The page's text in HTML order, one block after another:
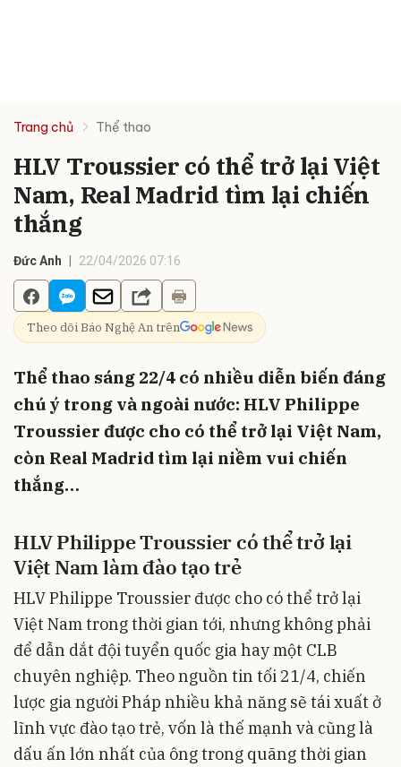
Trang chủ Thể thao
HLV Troussier có thể trở lại Việt
Nam, Real Madrid tìm lại chiến
thắng
Đức Anh 22/04/2026 07:16
Theo dõi Báo Nghệ An trên
Thể thao sáng 22/4 có nhiều diễn biến đáng
chú ý trong và ngoài nước: HLV Philippe
Troussier được cho có thể trở lại Việt Nam,
còn Real Madrid tìm lại niềm vui chiến
thắng…
HLV Philippe Troussier có thể trở lại
Việt Nam làm đào tạo trẻ
HLV Philippe Troussier được cho có thể trở lại
Việt Nam trong thời gian tới, nhưng không phải
để dẫn dắt đội tuyển quốc gia hay một CLB
chuyên nghiệp. Theo nguồn tin tối 21/4, chiến
lược gia người Pháp nhiều khả năng sẽ tái xuất ở
lĩnh vực đào tạo trẻ, vốn là thế mạnh và cũng là
dấu ấn lớn nhất của ông trong quãng thời gian